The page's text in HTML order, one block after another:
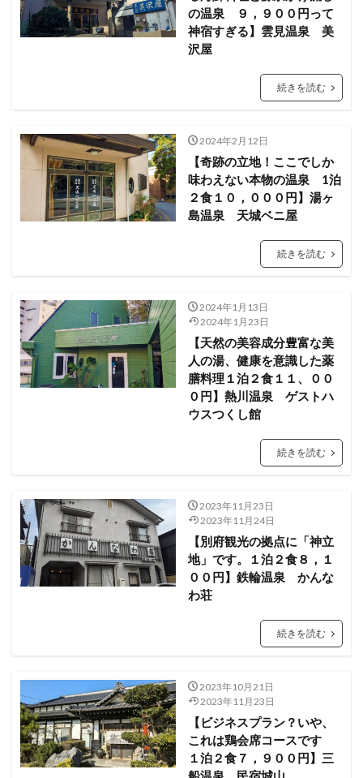
の温泉 ９，９００円って
神宿すぎる】雲見温泉 美
沢屋
続きを読む
2024年2月12日
【奇跡の立地！ここでしか
味わえない本物の温泉 1泊
２食１０，０００円】湯ヶ
島温泉 天城ベニ屋
続きを読む
2024年1月13日
2024年1月23日
【天然の美容成分豊富な美
人の湯、健康を意識した薬
膳料理１泊２食１１、００
０円】熱川温泉 ゲストハ
ウスつくし館
続きを読む
2023年11月23日
2023年11月24日
【別府観光の拠点に「神立
地」です。１泊２食８，１
００円】鉄輪温泉 かんな
わ荘
続きを読む
2023年10月21日
2023年11月23日
【ビジネスプラン？いや、
これは鶏会席コースです
１泊２食７，９００円】三